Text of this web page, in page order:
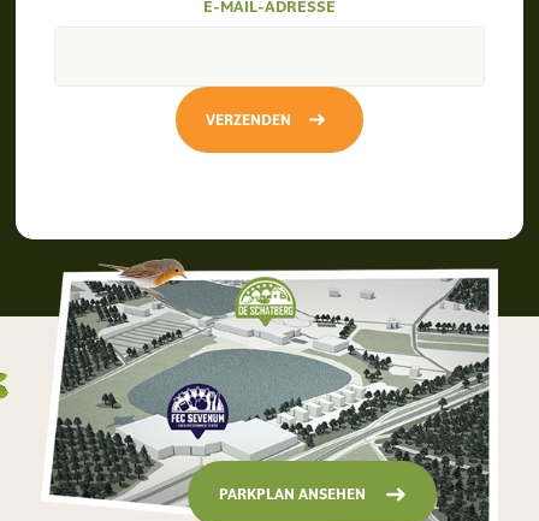
E-MAIL-ADRESSE
VERZENDEN
PARKPLAN ANSEHEN